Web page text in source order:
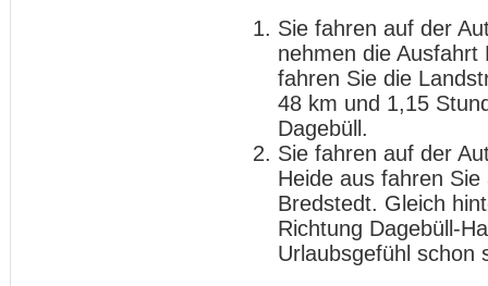
Sie fahren auf der
nehmen die Ausfahrt
fahren Sie die
48 km und 1,15
Dagebüll.
Sie fahren auf der
Heide aus fahren
Bredstedt. Gleich
Richtung Dagebüll-
Urlaubsgefühl schon